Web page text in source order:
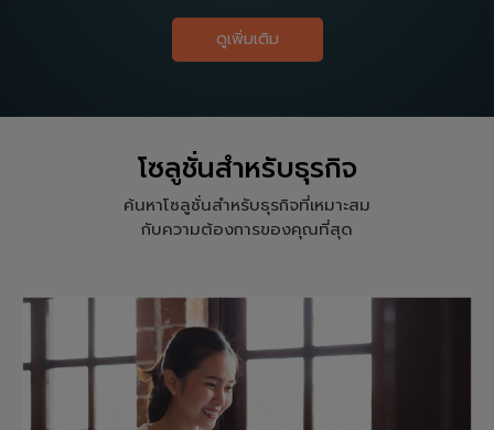
ดูเพิ่มเติม
โซลูชั่นสำหรับธุรกิจ
ค้นหาโซลูชั่นสำหรับธุรกิจที่เหมาะสม
กับความต้องการของคุณที่สุด